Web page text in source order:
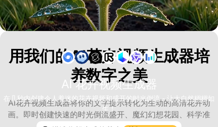
AI 花卉视频生成器
在几秒内创建令人着迷的花卉视频和盛开的时光倒流 - 让大自然栩栩如
生！
用我们的AI花卉视频生成器培
养数字之美
AI花卉视频生成器将你的文字提示转化为生动的高清花卉动
画。即时创建快速的时光倒流盛开、魔幻幻想花园、科学准